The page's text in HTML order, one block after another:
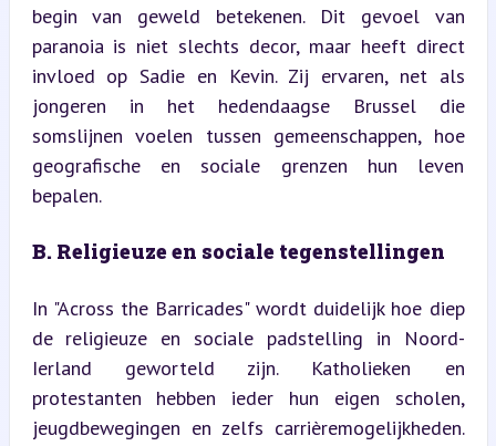
begin van geweld betekenen. Dit gevoel van
paranoia is niet slechts decor, maar heeft direct
invloed op Sadie en Kevin. Zij ervaren, net als
jongeren in het hedendaagse Brussel die
somslijnen voelen tussen gemeenschappen, hoe
geografische en sociale grenzen hun leven
bepalen.
B. Religieuze en sociale tegenstellingen
In "Across the Barricades" wordt duidelijk hoe diep
de religieuze en sociale padstelling in Noord-
Ierland geworteld zijn. Katholieken en
protestanten hebben ieder hun eigen scholen,
jeugdbewegingen en zelfs carrièremogelijkheden.